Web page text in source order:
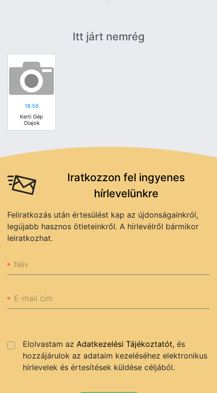
Itt járt nemrég
18:56
Kerti Gép
Olajok
Iratkozzon fel ingyenes
hírlevelünkre
Feliratkozás után értesülést kap az újdonságainkról,
legújabb hasznos ötleteinkről. A hírlevélről bármikor
leiratkozhat.
Név
E-mail cím
Elolvastam az Adatkezelési Tájékoztatót, és
hozzájárulok az adataim kezeléséhez elektronikus
hírlevelek és értesítések küldése céljából.